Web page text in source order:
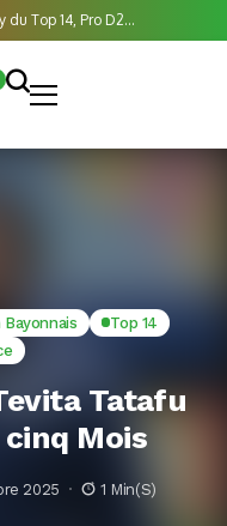
Top 14, Pro D2...
Bayonnais
Top 14
Tatafu
Mois
2025 1 Min(s)